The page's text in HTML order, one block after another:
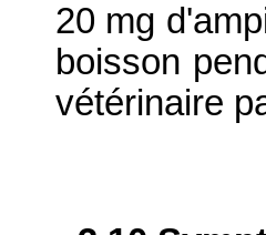
20 mg
boisson
vétérinaire